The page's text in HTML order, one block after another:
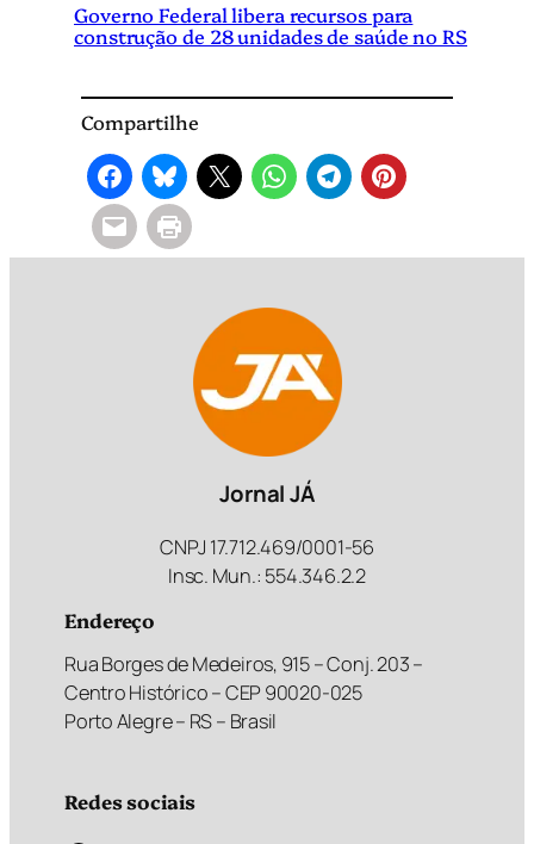
Governo Federal libera recursos para
construção de 28 unidades de saúde no RS
Compartilhe
Jornal JÁ
CNPJ 17.712.469/0001-56
Insc. Mun.: 554.346.2.2
Endereço
Rua Borges de Medeiros, 915 – Conj. 203 –
Centro Histórico – CEP 90020-025
Porto Alegre – RS – Brasil
Redes sociais